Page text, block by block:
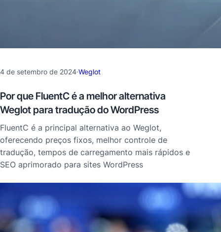
4 de setembro de 2024·Weglot
Por que FluentC é a melhor alternativa
Weglot para tradução do WordPress
FluentC é a principal alternativa ao Weglot,
oferecendo preços fixos, melhor controle de
tradução, tempos de carregamento mais rápidos e
SEO aprimorado para sites WordPress